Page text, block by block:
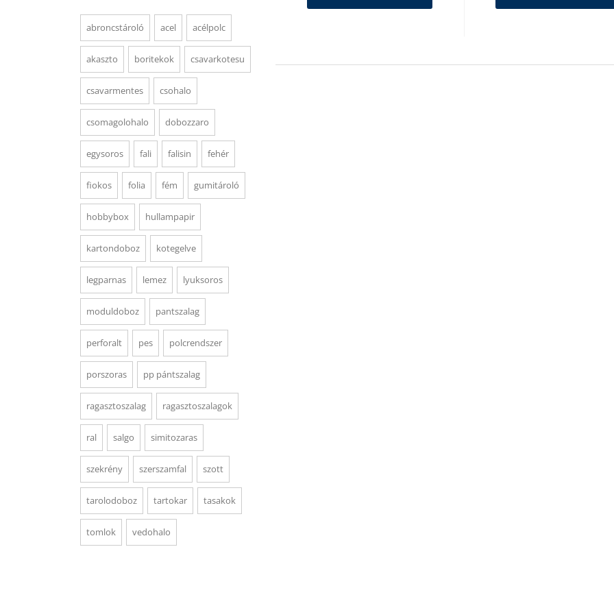
abroncstároló acel acélpolc
akaszto boritekok csavarkotesu
csavarmentes csohalo
csomagolohalo dobozzaro
egysoros fali falisin fehér
fiokos folia fém gumitároló
hobbybox hullampapir
kartondoboz kotegelve
legparnas lemez lyuksoros
moduldoboz pantszalag
perforalt pes polcrendszer
porszoras pp pántszalag
ragasztoszalag ragasztoszalagok
ral salgo simitozaras
szekrény szerszamfal szott
tarolodoboz tartokar tasakok
tomlok vedohalo